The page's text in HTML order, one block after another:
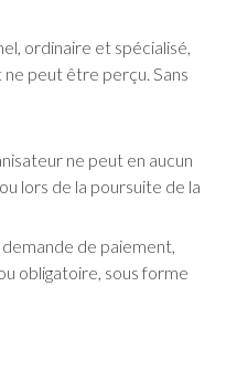
ordinaire et spécialisé,
peut être perçu. Sans
ne peut en aucun
lors de la poursuite de la
de paiement,
obligatoire, sous forme